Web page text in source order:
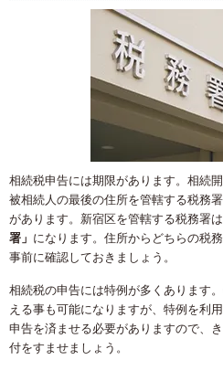
相続税申告には期限があります。相続
被相続人の最後の住所を管轄する税務
があります。新宿区を管轄する税務署は
署」 になります。住所からどちらの税
事前に確認しておきましょう。
相続税の申告には特例が多くあります
える事も可能になりますが、特例を利
申告を済ませる必要がありますので、
付をすませましょう。